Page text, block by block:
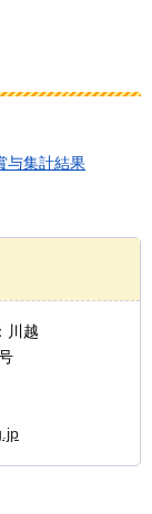
与集計結果
川越